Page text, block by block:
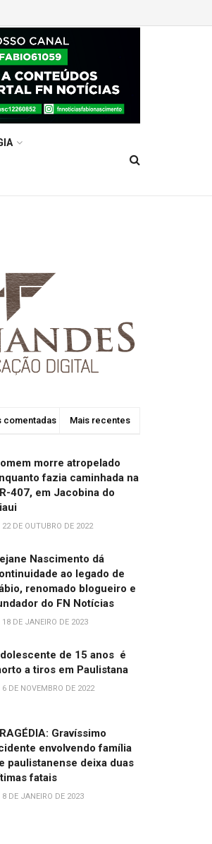
comentadas Mais recentes
morre atropelado
fazia caminhada na
407, em Jacobina do
22 DE OUTUBRO DE 2022
Nascimento dá
ao legado de
renomado blogueiro e
do FN Notícias
18 DE JANEIRO DE 2023
de 15 anos é
a tiros em Paulistana
6 DE NOVEMBRO DE 2022
Gravíssimo
envolvendo família
paulistanense deixa duas
fatais
8 DE JANEIRO DE 2023